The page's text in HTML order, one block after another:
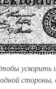
ускорить